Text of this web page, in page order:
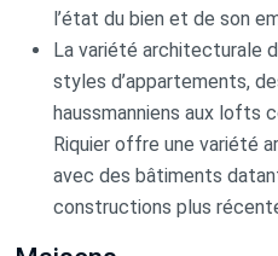
l’état du bien et de son
La variété architecturale
styles d’appartements,
haussmanniens aux lofts
Riquier offre une variété
avec des bâtiments
constructions plus